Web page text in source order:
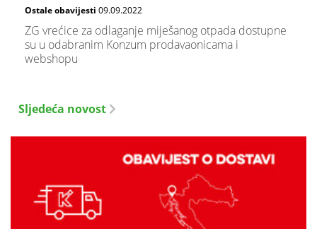
Ostale obavijesti 09.09.2022
ZG vrećice za odlaganje miješanog otpada dostupne
su u odabranim Konzum prodavaonicama i
webshopu
Sljedeća novost